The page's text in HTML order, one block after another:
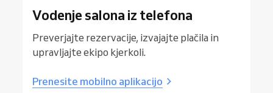
Vodenje salona iz telefona
Preverjajte rezervacije, izvajajte plačila in
upravljajte ekipo kjerkoli.
Prenesite mobilno aplikacijo